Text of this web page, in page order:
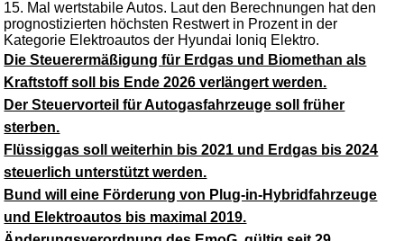
15. Mal wertstabile Autos. Laut den Berechnungen hat den
prognostizierten höchsten Restwert in Prozent in der
Kategorie Elektroautos der Hyundai Ioniq Elektro.
Die Steuerermäßigung für Erdgas und Biomethan als
Kraftstoff soll bis Ende 2026 verlängert werden.
Der Steuervorteil für Autogasfahrzeuge soll früher
sterben.
Flüssiggas soll weiterhin bis 2021 und Erdgas bis 2024
steuerlich unterstützt werden.
Bund will eine Förderung von Plug-in-Hybridfahrzeuge
und Elektroautos bis maximal 2019.